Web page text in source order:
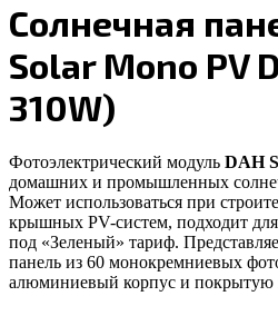
Солнечная
Solar Mono PV
310W)
Фотоэлектрический модуль DAH
домашних и промышленных
Может использоваться при
крышных PV-систем, подходит
под «Зеленый» тариф.
панель из 60 монокремниевых
алюминиевый корпус и покрытую